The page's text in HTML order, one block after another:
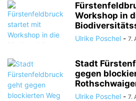
Workshop in
Ulrike Poschel - 7.
Stadt
gegen
Ulrike Poschel - 7.